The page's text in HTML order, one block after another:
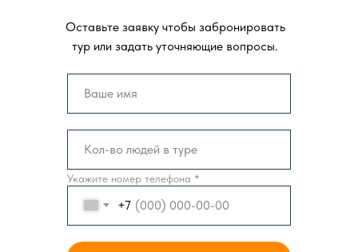
+7
Оставьте заявку чтобы забронировать
тур или задать уточняющие вопросы.
Укажите номер телефона *